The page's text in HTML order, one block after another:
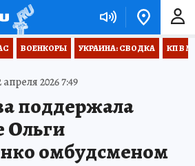
ВОЕНКОРЫ УКРАИНА: СВОДКА КП В
апреля 2026 7:49
поддержала
Ольги
омбудсменом